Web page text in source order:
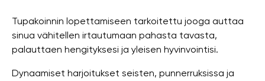
Tupakoinnin lopettamiseen tarkoitettu jooga auttaa
sinua vähitellen irtautumaan pahasta tavasta,
palauttaen hengityksesi ja yleisen hyvinvointisi.
Dynaamiset harjoitukset seisten, punnerruksissa ja